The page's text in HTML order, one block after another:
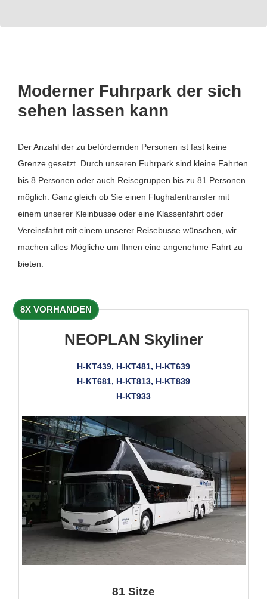
Moderner Fuhrpark der sich
sehen lassen kann
Der Anzahl der zu befördernden Personen ist fast keine
Grenze gesetzt. Durch unseren Fuhrpark sind kleine Fahrten
bis 8 Personen oder auch Reisegruppen bis zu 81 Personen
möglich. Ganz gleich ob Sie einen Flughafentransfer mit
einem unserer Kleinbusse oder eine Klassenfahrt oder
Vereinsfahrt mit einem unserer Reisebusse wünschen, wir
machen alles Mögliche um Ihnen eine angenehme Fahrt zu
bieten.
8X VORHANDEN
NEOPLAN Skyliner
H-KT439, H-KT481, H-KT639
H-KT681, H-KT813, H-KT839
H-KT933
81 Sitze